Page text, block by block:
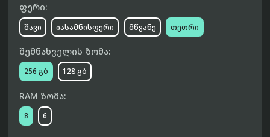
ფერი:
შავი იასამნისფერი მწვანე თეთრი
შემნახველის ზომა:
256 გბ 128 გბ
RAM ზომა:
8 6